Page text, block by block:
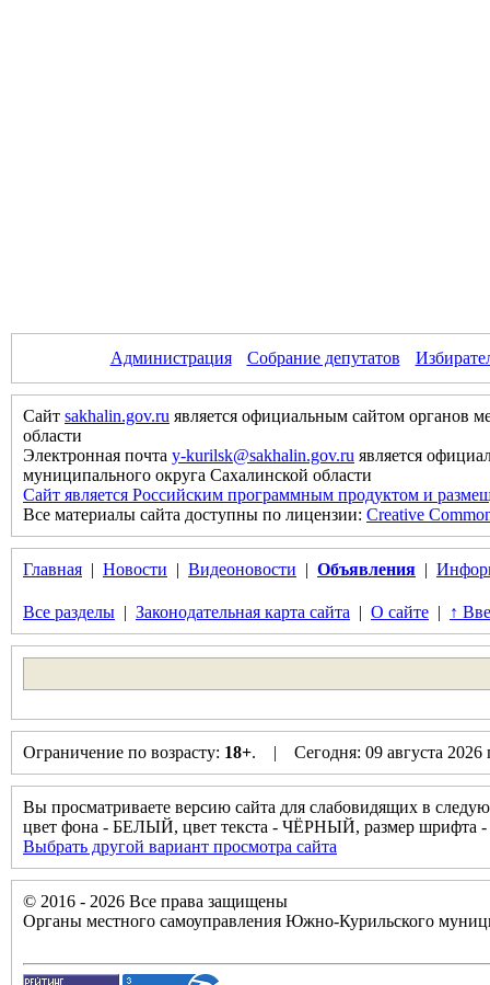
Администрация Собрание депутатов
Сайт sakhalin.gov.ru является официальным сайтом органов
области
Электронная почта y-kurilsk@sakhalin.gov.ru является
муниципального округа Сахалинской области
Сайт является Российским программным продуктом и
Все материалы сайта доступны по лицензии: Creative
Главная | Новости | Видеоновости | Объявления |
Все разделы | Законодательная карта сайта | О сайте | ↑
Ограничение по возрасту: 18+. | Сегодня: 09 августа
Вы просматриваете версию сайта для слабовидящих в
цвет фона - БЕЛЫЙ, цвет текста - ЧЁРНЫЙ, размер
Выбрать другой вариант просмотра сайта
© 2016 - 2026 Все права защищены
Органы местного самоуправления Южно-Курильского